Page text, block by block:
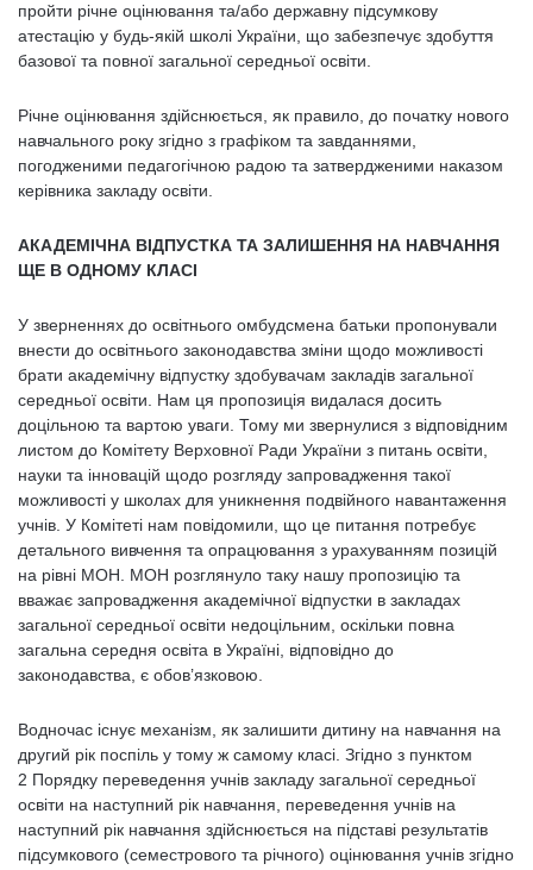
пройти річне оцінювання та/або державну підсумкову
атестацію у будь-якій школі України, що забезпечує здобуття
базової та повної загальної середньої освіти.
Річне оцінювання здійснюється, як правило, до початку нового
навчального року згідно з графіком та завданнями,
погодженими педагогічною радою та затвердженими наказом
керівника закладу освіти.
АКАДЕМІЧНА ВІДПУСТКА ТА ЗАЛИШЕННЯ НА НАВЧАННЯ
ЩЕ В ОДНОМУ КЛАСІ
У зверненнях до освітнього омбудсмена батьки пропонували
внести до освітнього законодавства зміни щодо можливості
брати академічну відпустку здобувачам закладів загальної
середньої освіти. Нам ця пропозиція видалася досить
доцільною та вартою уваги. Тому ми звернулися з відповідним
листом до Комітету Верховної Ради України з питань освіти,
науки та інновацій щодо розгляду запровадження такої
можливості у школах для уникнення подвійного навантаження
учнів. У Комітеті нам повідомили, що це питання потребує
детального вивчення та опрацювання з урахуванням позицій
на рівні МОН. МОН розглянуло таку нашу пропозицію та
вважає запровадження академічної відпустки в закладах
загальної середньої освіти недоцільним, оскільки повна
загальна середня освіта в Україні, відповідно до
законодавства, є обов’язковою.
Водночас існує механізм, як залишити дитину на навчання на
другий рік поспіль у тому ж самому класі. Згідно з пунктом
2 Порядку переведення учнів закладу загальної середньої
освіти на наступний рік навчання, переведення учнів на
наступний рік навчання здійснюється на підставі результатів
підсумкового (семестрового та річного) оцінювання учнів згідно